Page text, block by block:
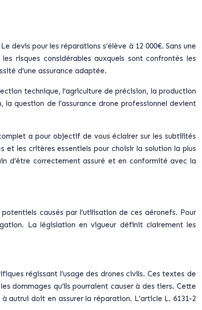
devis pour les réparations s’élève à 12 000€. Sans une
risques considérables auxquels sont confrontés les
d’une assurance adaptée.
technique, l’agriculture de précision, la production
question de l’assurance drone professionnel devient
a pour objectif de vous éclairer sur les subtilités
et les critères essentiels pour choisir la solution la plus
d’être correctement assuré et en conformité avec la
causés par l’utilisation de ces aéronefs. Pour
La législation en vigueur définit clairement les
régissant l’usage des drones civils. Ces textes de
dommages qu’ils pourraient causer à des tiers. Cette
autrui doit en assurer la réparation. L’article L. 6131-2